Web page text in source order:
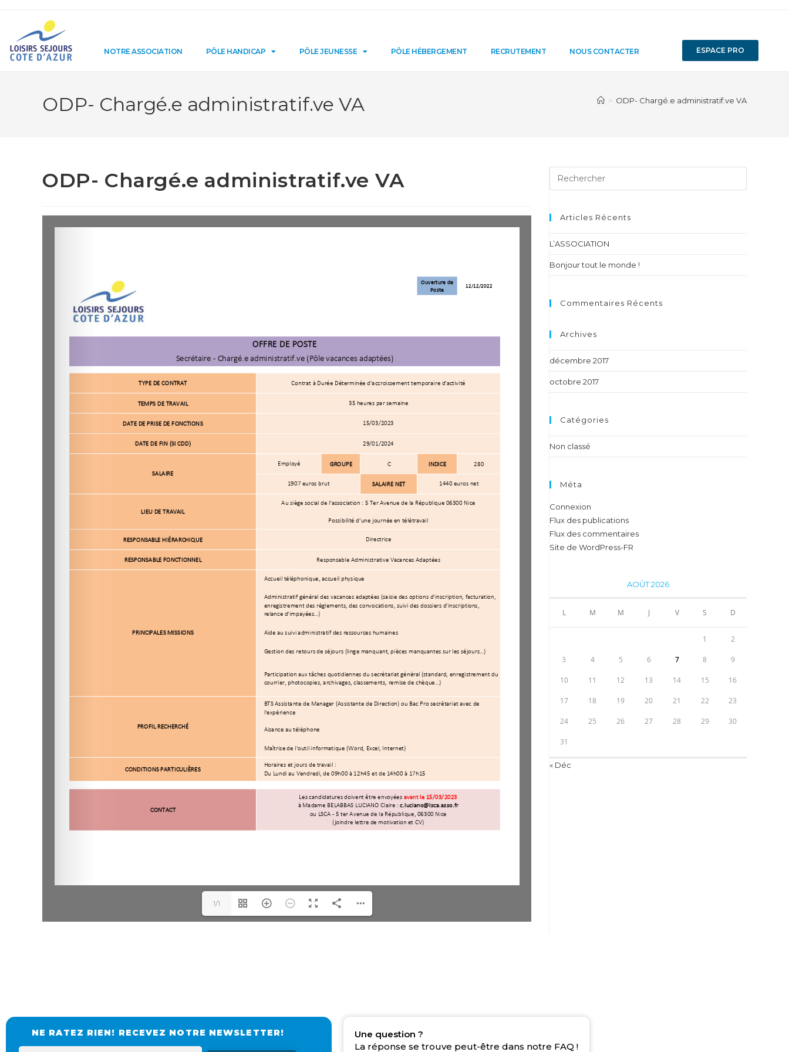
NOTRE ASSOCIATION PÔLE HANDICAP PÔLE JEUNESSE PÔLE HÉBERGEMENT RECRUTEMENT NOUS CONTACTER ESPACE PRO
ODP- Chargé.e administratif.ve VA > ODP- Chargé.e administratif.ve VA
ODP- Chargé.e administratif.ve VA
1/1
Articles Récents
L’ASSOCIATION
Bonjour tout le monde !
Commentaires Récents
Archives
décembre 2017
octobre 2017
Catégories
Non classé
Méta
Connexion
Flux des publications
Flux des commentaires
Site de WordPress-FR
AOÛT 2026
L M M J V S D
1 2
3 4 5 6 7 8 9
10 11 12 13 14 15 16
17 18 19 20 21 22 23
24 25 26 27 28 29 30
31
« Déc
NE RATEZ RIEN! RECEVEZ NOTRE NEWSLETTER!
Une question ?
La réponse se trouve peut-être dans notre FAQ !